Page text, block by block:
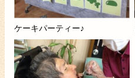
ケーキパーティー♪